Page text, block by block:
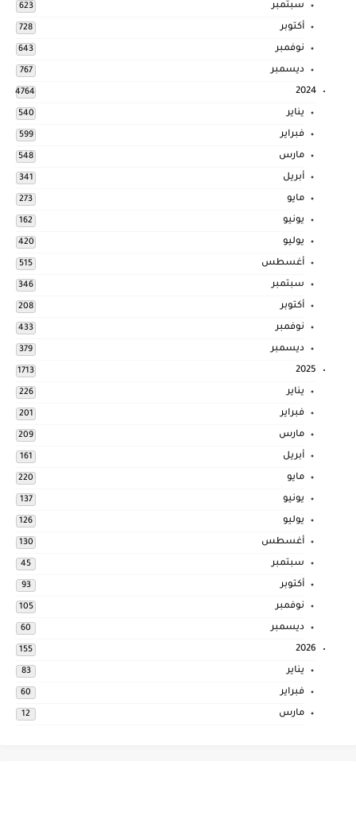
سبتمبر 623
أكتوبر 728
نوفمبر 643
ديسمبر 767
2024
4764
يناير 540
فبراير 599
مارس 548
أبريل 341
مايو 273
يونيو 162
يوليو 420
أغسطس 515
سبتمبر 346
أكتوبر 208
نوفمبر 433
ديسمبر 379
2025
1713
يناير 226
فبراير 201
مارس 209
أبريل 161
مايو 220
يونيو 137
يوليو 126
أغسطس 130
سبتمبر 45
أكتوبر 93
نوفمبر 105
ديسمبر 60
2026
155
يناير 83
فبراير 60
مارس 12